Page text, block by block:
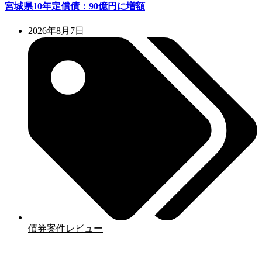
宮城県10年定償債：90億円に増額
2026年8月7日
債券案件レビュー